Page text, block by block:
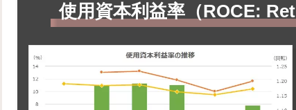
使用資本利益率（ROCE: